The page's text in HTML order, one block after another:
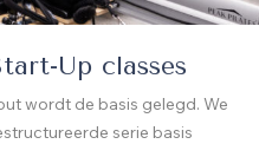
Up classes
wordt de basis gelegd. We
serie basis